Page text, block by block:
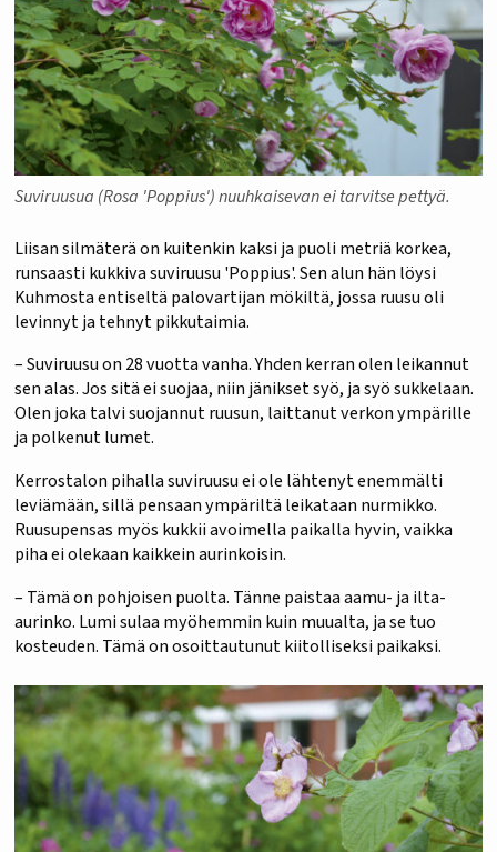
Suviruusua (Rosa 'Poppius') nuuhkaisevan ei tarvitse pettyä.
Liisan silmäterä on kuitenkin kaksi ja puoli metriä korkea,
runsaasti kukkiva suviruusu 'Poppius'. Sen alun hän löysi
Kuhmosta entiseltä palovartijan mökiltä, jossa ruusu oli
levinnyt ja tehnyt pikkutaimia.
– Suviruusu on 28 vuotta vanha. Yhden kerran olen leikannut
sen alas. Jos sitä ei suojaa, niin jänikset syö, ja syö sukkelaan.
Olen joka talvi suojannut ruusun, laittanut verkon ympärille
ja polkenut lumet.
Kerrostalon pihalla suviruusu ei ole lähtenyt enemmälti
leviämään, sillä pensaan ympäriltä leikataan nurmikko.
Ruusupensas myös kukkii avoimella paikalla hyvin, vaikka
piha ei olekaan kaikkein aurinkoisin.
– Tämä on pohjoisen puolta. Tänne paistaa aamu- ja ilta-
aurinko. Lumi sulaa myöhemmin kuin muualta, ja se tuo
kosteuden. Tämä on osoittautunut kiitolliseksi paikaksi.